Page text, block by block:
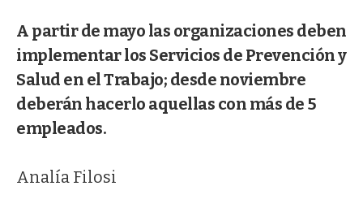
A partir de mayo las organizaciones deben
implementar los Servicios de Prevención y
Salud en el Trabajo; desde noviembre
deberán hacerlo aquellas con más de 5
empleados.
Analía Filosi